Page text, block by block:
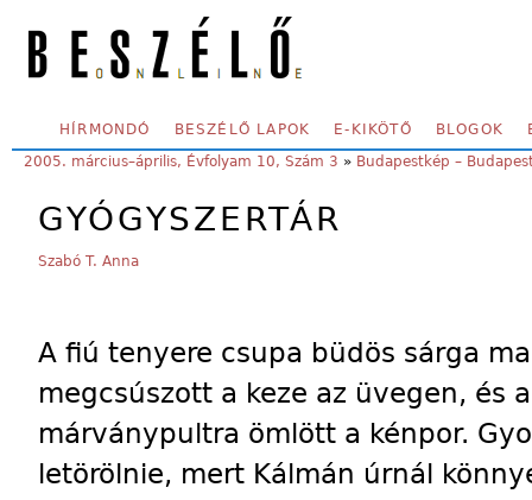
SECONDARY MENU
HÍRMONDÓ BESZÉLŐ LAPOK E-KIKÖTŐ BLOGOK
YOU ARE HERE:
2005. március–április, Évfolyam 10, Szám 3 » Budapestkép –
GYÓGYSZERTÁR
Szabó T. Anna
A fiú tenyere csupa büdös sárga
megcsúszott a keze az üvegen, és
márványpultra ömlött a kénpor.
letörölnie, mert Kálmán úrnál